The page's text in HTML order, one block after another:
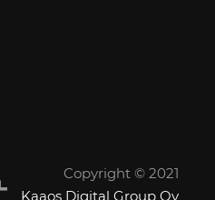
Copyright © 2021
Kaaos Digital Group Oy